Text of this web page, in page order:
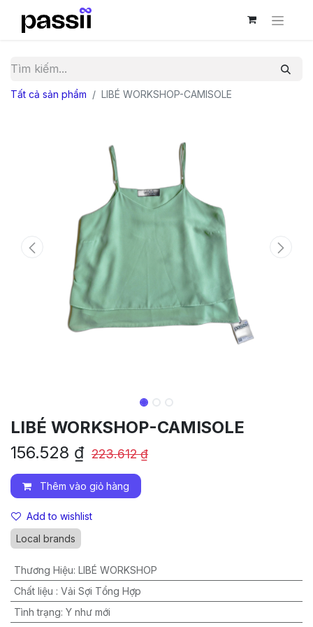
Tất cả sản phẩm LIBÉ WORKSHOP-CAMISOLE
LIBÉ WORKSHOP-CAMISOLE
156.528 ₫ 223.612₫
Thêm vào giỏ hàng
Add to wishlist
Local brands
Thương Hiệu: LIBÉ WORKSHOP
Chất liệu : Vải Sợi Tổng Hợp
Tình trạng: Y như mới